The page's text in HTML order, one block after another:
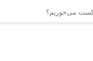
می‌خوریم؟